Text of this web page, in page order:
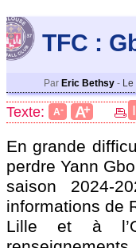
TFC :
Par Eric Bethsy - Le
Texte: A- A+
En grande
perdreYann
saison 2024-
informations de
Lille et à